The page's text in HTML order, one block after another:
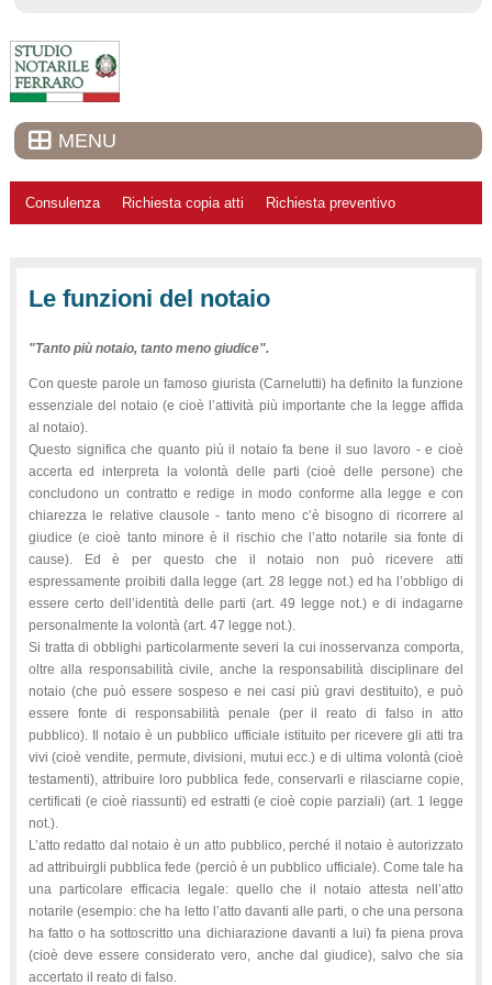
MENU
Consulenza Richiesta copia atti Richiesta preventivo
Le funzioni del notaio
"Tanto più notaio, tanto meno giudice".
Con queste parole un famoso giurista (Carnelutti) ha definito la funzione
essenziale del notaio (e cioè l’attività più importante che la legge affida
al notaio).
Questo significa che quanto più il notaio fa bene il suo lavoro - e cioè
accerta ed interpreta la volontà delle parti (cioè delle persone) che
concludono un contratto e redige in modo conforme alla legge e con
chiarezza le relative clausole - tanto meno c’è bisogno di ricorrere al
giudice (e cioè tanto minore è il rischio che l’atto notarile sia fonte di
cause). Ed è per questo che il notaio non può ricevere atti
espressamente proibiti dalla legge (art. 28 legge not.) ed ha l’obbligo di
essere certo dell’identità delle parti (art. 49 legge not.) e di indagarne
personalmente la volontà (art. 47 legge not.).
Si tratta di obblighi particolarmente severi la cui inosservanza comporta,
oltre alla responsabilità civile, anche la responsabilità disciplinare del
notaio (che può essere sospeso e nei casi più gravi destituito), e può
essere fonte di responsabilità penale (per il reato di falso in atto
pubblico). Il notaio è un pubblico ufficiale istituito per ricevere gli atti tra
vivi (cioè vendite, permute, divisioni, mutui ecc.) e di ultima volontà (cioè
testamenti), attribuire loro pubblica fede, conservarli e rilasciarne copie,
certificati (e cioè riassunti) ed estratti (e cioè copie parziali) (art. 1 legge
not.).
L’atto redatto dal notaio è un atto pubblico, perché il notaio è autorizzato
ad attribuirgli pubblica fede (perciò è un pubblico ufficiale). Come tale ha
una particolare efficacia legale: quello che il notaio attesta nell’atto
notarile (esempio: che ha letto l’atto davanti alle parti, o che una persona
ha fatto o ha sottoscritto una dichiarazione davanti a lui) fa piena prova
(cioè deve essere considerato vero, anche dal giudice), salvo che sia
accertato il reato di falso.